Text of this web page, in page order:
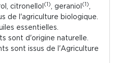
citronellol (1) , geraniol (1)
de l'agriculture biologique.
essentielles.
sont d'origine naturelle.
sont issus de l'Agriculture